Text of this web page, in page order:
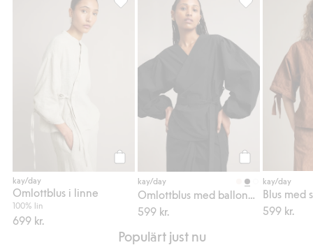
Köp
kay/day
Omlottblus i linne
100% lin
699 kr.
Omlottblus i linne, Lägg till i favoriter
Köp
kay/day
599 kr.
Omlottblus
kay/day
Blus med
599 kr.
Populärt just nu